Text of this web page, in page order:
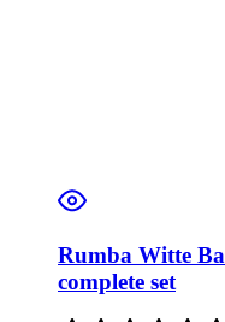
Rumba Witte
complete set